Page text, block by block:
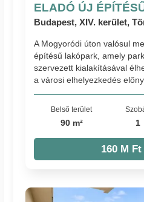
ELADÓ ÚJ
Budapest, XIV. kerület,
A Mogyoródi úton valósul
építésű lakópark, amely
szervezett kialakításával
a városi elhelyezkedés
Belső terület
90 m² 1
160 M